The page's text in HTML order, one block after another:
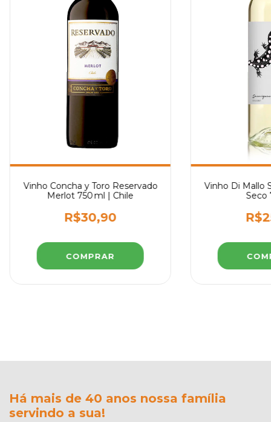
Vinho Concha y Toro Reservado
Merlot 750 ml | Chile
R$30,90
Vinho Di Mallo
Seco
Há mais de 40 anos nossa família
servindo a sua!